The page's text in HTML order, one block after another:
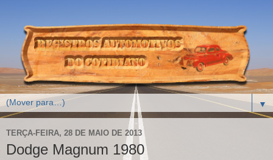
▼
TERÇA-FEIRA, 28 DE MAIO DE 2013
Dodge Magnum 1980